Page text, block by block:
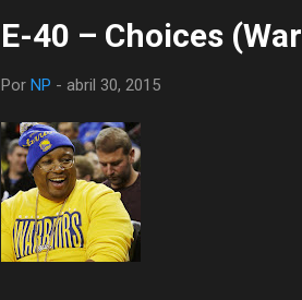
E-40 – Choices
Por NP - abril 30, 2015